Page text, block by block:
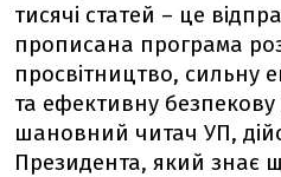
тисячі статей – це
прописана програма
просвітництво, сильну
та ефективну
шановний читач УП,
Президента, який знає